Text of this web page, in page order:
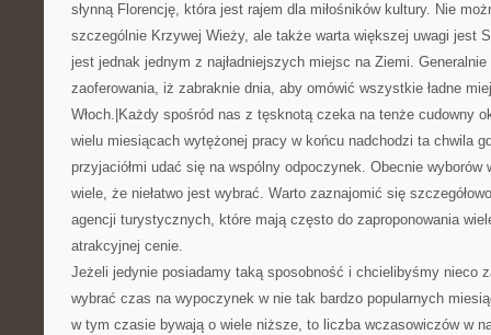
słynną Florencję, która jest rajem dla miłośników kultury. Nie
szczególnie Krzywej Wieży, ale także warta większej uwagi jest
jest jednak jednym z najładniejszych miejsc na Ziemi.
zaoferowania, iż zabraknie dnia, aby omówić wszystkie ładne
Włoch.|Każdy spośród nas z tęsknotą czeka na tenże cudowny
wielu miesiącach wytężonej pracy w końcu nadchodzi ta chwila
przyjaciółmi udać się na wspólny odpoczynek. Obecnie
wiele, że niełatwo jest wybrać. Warto zaznajomić się
agencji turystycznych, które mają często do zaproponowania
atrakcyjnej cenie.
Jeżeli jedynie posiadamy taką sposobność i chcielibyśmy nieco
wybrać czas na wypoczynek w nie tak bardzo popularnych
w tym czasie bywają o wiele niższe, to liczba wczasowiczów w